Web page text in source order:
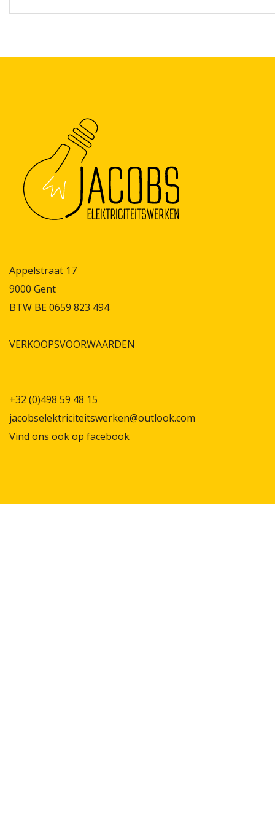
Appelstraat 17
9000 Gent
BTW BE 0659 823 494
VERKOOPSVOORWAARDEN
+32 (0)498 59 48 15
jacobselektriciteitswerken@outlook.com
Vind ons ook op facebook